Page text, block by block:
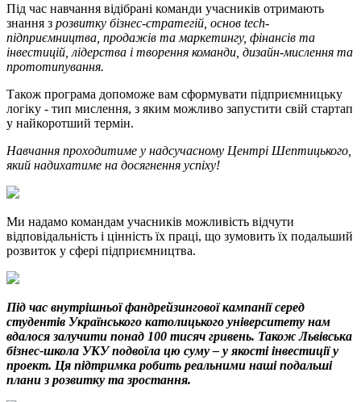
Під час навчання відібрані команди учасників отримають
знання з розвитку бізнес-стратегій, основ tech-
підприємництва, продажів та маркетингу, фінансів та
інвестицій, лідерства і творення команди, дизайн-мислення та
прототипування.
Також програма допоможе вам сформувати підприємницьку
логіку - тип мислення, з яким можливо запустити свій стартап
у найкоротший термін.
Навчання проходитиме у надсучасному Центрі Шептицького,
який надихатиме на досягнення успіху!
Ми надамо командам учасників можливість відчути
відповідальність і цінність їх праці, що зумовить їх подальший
розвиток у сфері підприємництва.
Під час внутрішньої фандрейзингової кампанії серед
студентів Українського католицького університету нам
вдалося залучити понад 100 тисяч гривень. Також Львівська
бізнес-школа УКУ подвоїла цю суму – у якості інвестиції у
проект. Ця підтримка робить реальними наші подальші
плани з розвитку та зростання.